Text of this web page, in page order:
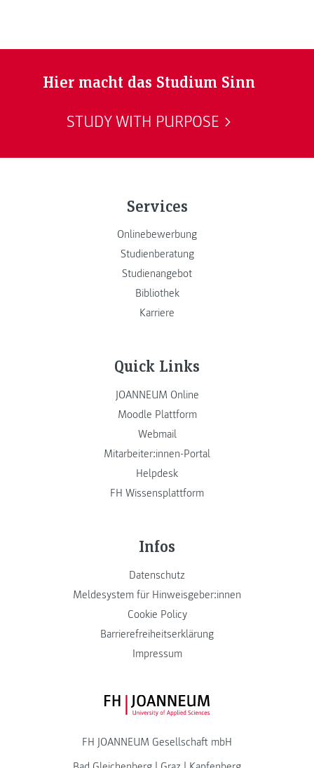
Hier macht das Studium Sinn
STUDY WITH PURPOSE
Services
Onlinebewerbung
Studienberatung
Studienangebot
Bibliothek
Karriere
Quick Links
JOANNEUM Online
Moodle Plattform
Webmail
Mitarbeiter:innen-Portal
Helpdesk
FH Wissensplattform
Infos
Datenschutz
Meldesystem für Hinweisgeber:innen
Cookie Policy
Barrierefreiheitserklärung
Impressum
FH JOANNEUM Logo
FH JOANNEUM Gesellschaft mbH